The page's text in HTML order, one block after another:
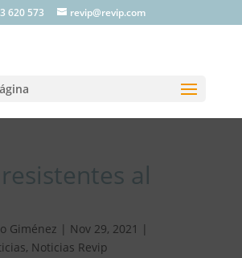
620 573 revip@revip.com
al
Giménez | Nov 29, 2021 |
, Noticias Revip